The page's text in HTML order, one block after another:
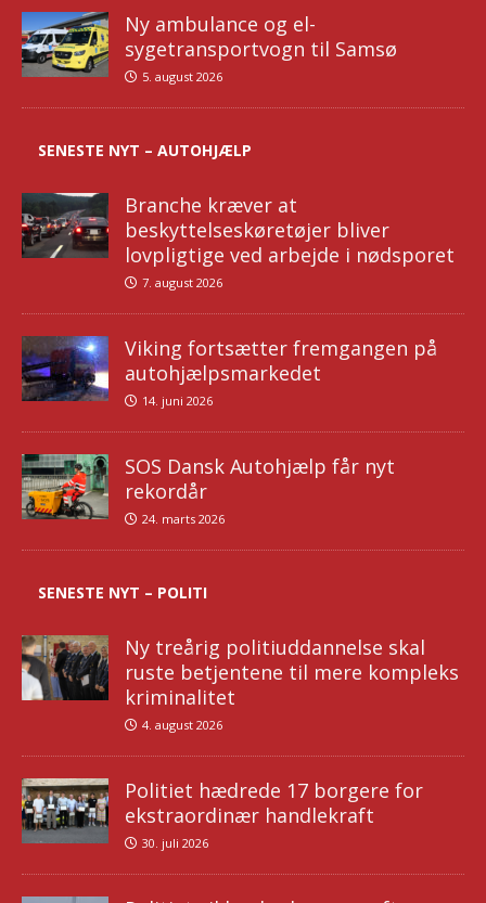
Ny ambulance og el-
sygetransportvogn til Samsø
5. august 2026
SENESTE NYT – AUTOHJÆLP
Branche kræver at
beskyttelseskøretøjer bliver
lovpligtige ved arbejde i nødsporet
7. august 2026
Viking fortsætter fremgangen på
autohjælpsmarkedet
14. juni 2026
SOS Dansk Autohjælp får nyt
rekordår
24. marts 2026
SENESTE NYT – POLITI
Ny treårig politiuddannelse skal
ruste betjentene til mere kompleks
kriminalitet
4. august 2026
Politiet hædrede 17 borgere for
ekstraordinær handlekraft
30. juli 2026